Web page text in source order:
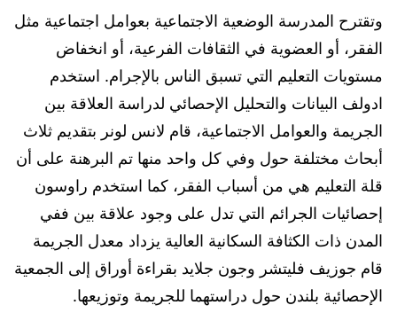
وتقترح المدرسة الوضعية الاجتماعية بعوامل اجتماعية مثل
الفقر، أو العضوية في الثقافات الفرعية، أو انخفاض
مستويات التعليم التي تسبق الناس بالإجرام. استخدم
ادولف البيانات والتحليل الإحصائي لدراسة العلاقة بين
الجريمة والعوامل الاجتماعية، قام لانس لونر بتقديم ثلاث
أبحاث مختلفة حول وفي كل واحد منها تم البرهنة على أن
قلة التعليم هي من أسباب الفقر، كما استخدم راوسون
إحصائيات الجرائم التي تدل على وجود علاقة بين ففي
المدن ذات الكثافة السكانية العالية يزداد معدل الجريمة
قام جوزيف فليتشر وجون جلايد بقراءة أوراق إلى الجمعية
الإحصائية بلندن حول دراستهما للجريمة وتوزيعها.